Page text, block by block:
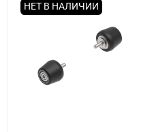
НЕТ В НАЛИЧИИ